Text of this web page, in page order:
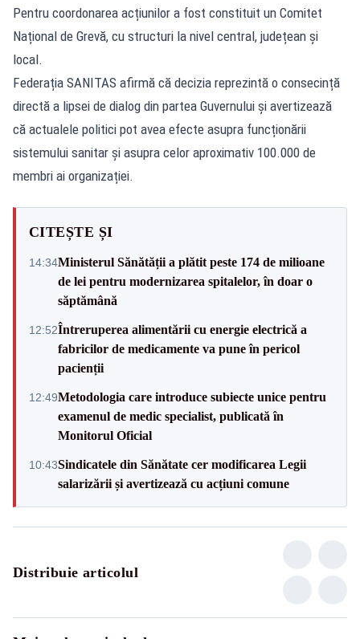
Pentru coordonarea acțiunilor a fost constituit un Comitet
Național de Grevă, cu structuri la nivel central, județean și
local.
Federația SANITAS afirmă că decizia reprezintă o consecință
directă a lipsei de dialog din partea Guvernului și avertizează
că actualele politici pot avea efecte asupra funcționării
sistemului sanitar și asupra celor aproximativ 100.000 de
membri ai organizației.
CITEȘTE ȘI
14:34Ministerul Sănătății a plătit peste 174 de milioane
de lei pentru modernizarea spitalelor, în doar o
săptămână
12:52Întreruperea alimentării cu energie electrică a
fabricilor de medicamente va pune în pericol
pacienții
12:49Metodologia care introduce subiecte unice pentru
examenul de medic specialist, publicată în
Monitorul Oficial
10:43Sindicatele din Sănătate cer modificarea Legii
salarizării și avertizează cu acțiuni comune
Distribuie articolul